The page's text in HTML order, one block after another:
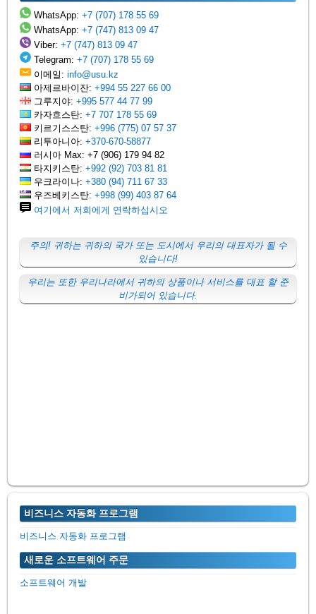
WhatsApp:+7 (707) 178 55 69
WhatsApp:+7 (747) 813 09 47
Viber:+7 (747) 813 09 47
Telegram:+7 (707) 178 55 69
이메일:info@usu.kz
아제르바이잔:+994 55 227 66 00
그루지야:+995 577 44 77 99
카자흐스탄:+7 707 178 55 69
키르기스스탄:+996 (775) 07 57 37
리투아니아:+370-670-58877
러시아 Max: +7 (906) 179 94 82
타지키스탄:+992 (92) 703 81 81
우크라이나:+380 (94) 711 67 33
우즈베키스탄:+998 (99) 403 87 64
여기에서 저희에게 연락하십시오
주의! 귀하는 귀하의 국가 또는 도시에서 우리의 대표자가 될 수
있습니다!
우리는 또한 우리나라에서 귀하의 상품이나 서비스를 대표 할 준
비가되어 있습니다.
비즈니스 자동화 프로그램
비즈니스 자동화 프로그램
새로운 소프트웨어 주문
소프트웨어 개발